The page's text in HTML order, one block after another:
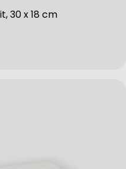
30 x 18 cm